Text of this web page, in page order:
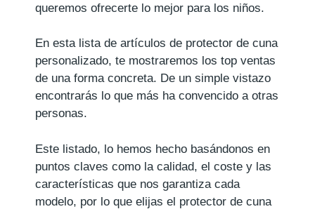
queremos ofrecerte lo mejor para los niños.
En esta lista de artículos de protector de cuna
personalizado, te mostraremos los top ventas
de una forma concreta. De un simple vistazo
encontrarás lo que más ha convencido a otras
personas.
Este listado, lo hemos hecho basándonos en
puntos claves como la calidad, el coste y las
características que nos garantiza cada
modelo, por lo que elijas el protector de cuna